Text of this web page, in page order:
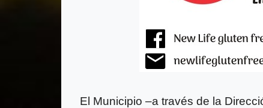
El Municipio –a través de la